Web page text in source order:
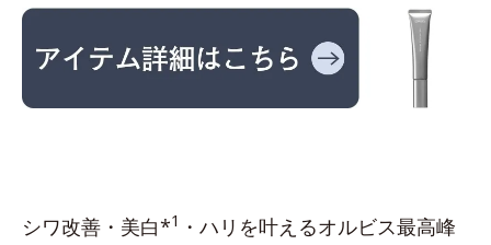
シワ改善・美白*1 ・ハリを叶えるオルビス最高峰